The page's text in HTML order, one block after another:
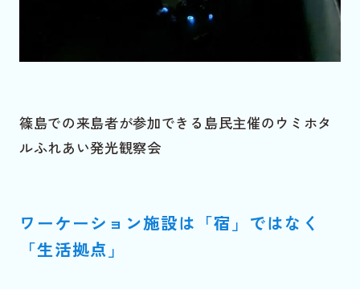
篠島での来島者が参加できる島民主催のウミホタ
ルふれあい発光観察会
ワーケーション施設は「宿」ではなく
「生活拠点」